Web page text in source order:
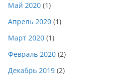
Май 2020 (1)
Апрель 2020 (1)
Март 2020 (1)
Февраль 2020 (2)
Декабрь 2019 (2)